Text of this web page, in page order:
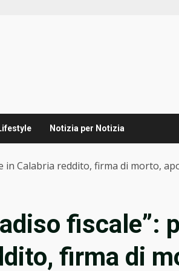
Notizia per Notizia
in Calabria reddito, firma di morto,
fiscale”:
firma di